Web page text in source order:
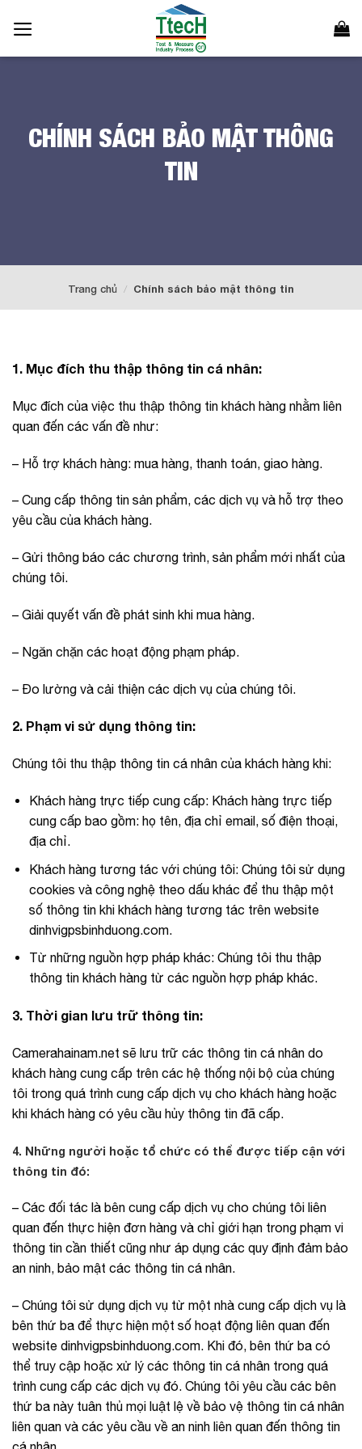
qua
CHÍNH SÁCH BẢO MẬT THÔNG
TIN
Trang chủ / Chính sách bảo mật thông tin
1. Mục đích thu thập thông tin cá nhân:
Mục đích của việc thu thập thông tin khách hàng nhằm liên
quan đến các vấn đề như:
– Hỗ trợ khách hàng: mua hàng, thanh toán, giao hàng.
– Cung cấp thông tin sản phẩm, các dịch vụ và hỗ trợ theo
yêu cầu của khách hàng.
– Gửi thông báo các chương trình, sản phẩm mới nhất của
chúng tôi.
– Giải quyết vấn đề phát sinh khi mua hàng.
– Ngăn chặn các hoạt động phạm pháp.
– Đo lường và cải thiện các dịch vụ của chúng tôi.
2. Phạm vi sử dụng thông tin:
Chúng tôi thu thập thông tin cá nhân của khách hàng khi:
Khách hàng trực tiếp cung cấp: Khách hàng trực tiếp
cung cấp bao gồm: họ tên, địa chỉ email, số điện thoại,
địa chỉ.
Khách hàng tương tác với chúng tôi: Chúng tôi sử dụng
cookies và công nghệ theo dấu khác để thu thập một
số thông tin khi khách hàng tương tác trên website
dinhvigpsbinhduong.com.
Từ những nguồn hợp pháp khác: Chúng tôi thu thập
thông tin khách hàng từ các nguồn hợp pháp khác.
3. Thời gian lưu trữ thông tin:
Camerahainam.net sẽ lưu trữ các thông tin cá nhân do
khách hàng cung cấp trên các hệ thống nội bộ của chúng
tôi trong quá trình cung cấp dịch vụ cho khách hàng hoặc
khi khách hàng có yêu cầu hủy thông tin đã cấp.
4. Những người hoặc tổ chức có thể được tiếp cận với
thông tin đó:
– Các đối tác là bên cung cấp dịch vụ cho chúng tôi liên
quan đến thực hiện đơn hàng và chỉ giới hạn trong phạm vi
thông tin cần thiết cũng như áp dụng các quy định đảm bảo
an ninh, bảo mật các thông tin cá nhân.
– Chúng tôi sử dụng dịch vụ từ một nhà cung cấp dịch vụ là
bên thứ ba để thực hiện một số hoạt động liên quan đến
website dinhvigpsbinhduong.com. Khi đó, bên thứ ba có
thể truy cập hoặc xử lý các thông tin cá nhân trong quá
trình cung cấp các dịch vụ đó. Chúng tôi yêu cầu các bên
thứ ba này tuân thủ mọi luật lệ về bảo vệ thông tin cá nhân
liên quan và các yêu cầu về an ninh liên quan đến thông tin